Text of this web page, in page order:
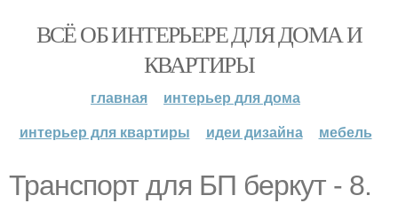
ВСЁ ОБ ИНТЕРЬЕРЕ ДЛЯ ДОМА И
КВАРТИРЫ
главная
интерьер для дома
интерьер для квартиры
идеи дизайна мебель
Транспорт для БП беркут - 8.